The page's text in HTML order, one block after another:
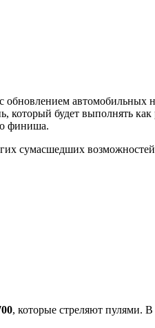
автомобильных
будет выполнять как
финиша.
сумасшедших возможностей
, которые стреляют пулями.